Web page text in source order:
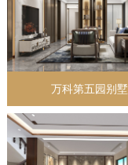
万科第五园别墅